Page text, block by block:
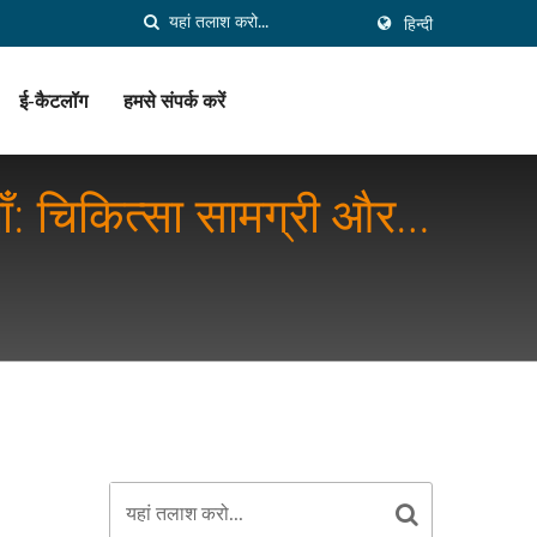
हिन्दी
ई-कैटलॉग हमसे संपर्क करें
चिकित्सा सामग्री और